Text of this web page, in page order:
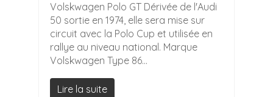
Volskwagen Polo GT Dérivée de l'Audi
50 sortie en 1974, elle sera mise sur
circuit avec la Polo Cup et utilisée en
rallye au niveau national. Marque
Volskwagen Type 86...
Lire la suite